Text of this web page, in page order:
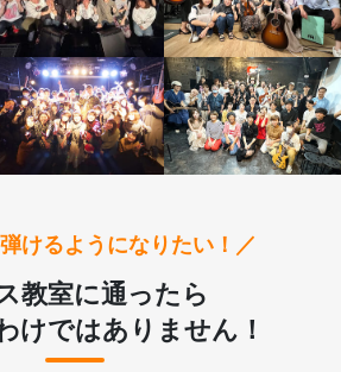
けるようになりたい！／
教室に通ったら
けではありません！